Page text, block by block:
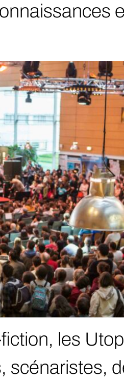
les
scénaristes,